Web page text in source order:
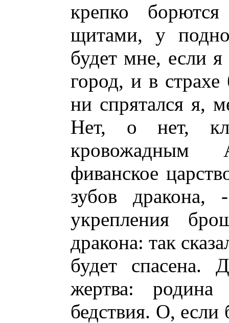
крепко
щитами, у
будет мне, если
город, и в
ни спрятался я,
Нет, о нет,
кровожадным
фиванское
зубов
укрепления
дракона: так
будет спасена.
жертва: родина
бедствия. О,